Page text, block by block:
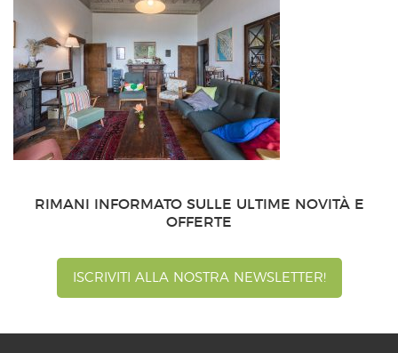
RIMANI INFORMATO SULLE ULTIME NOVITÀ E
OFFERTE
ISCRIVITI ALLA NOSTRA NEWSLETTER!